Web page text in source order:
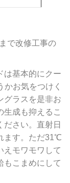
で改修工事の
は基本的にクー
お気をつけく
グラスを是非お
成も抑えるこ
ださい。直射日
ます。ただ31℃
えモワモワして
もこまめにして